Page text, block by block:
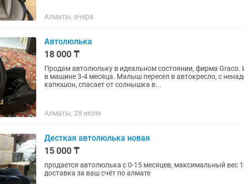
Алматы, вчера
Автолюлька
18 000 ₸
Продам автолюльку в идеальном состоянии, фирма Graco.
в машине 3-4 месяца. Малыш пересел в автокресло, с
капюшон, спасает от солнышка в...
Алматы, 28 июля
Десткая автолюлька новая
15 000 ₸
продается автолюлька с 0-15 месяцев, максимальный вес 13 кг,
доставка за ваш счёт по алмате